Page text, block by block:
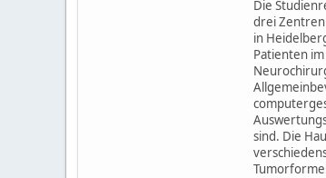
Die
drei Zentren
in
Patienten
sind. Die